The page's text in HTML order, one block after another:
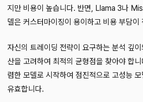
지만 비용이 높습니다. 반면, Llama 3나
델은 커스터마이징이 용이하고 비용 부담이
자신의 트레이딩 전략이 요구하는 분석 깊
산을 고려하여 최적의 균형점을 찾아야 합
렴한 모델로 시작하여 점진적으로 고성능
유효합니다.